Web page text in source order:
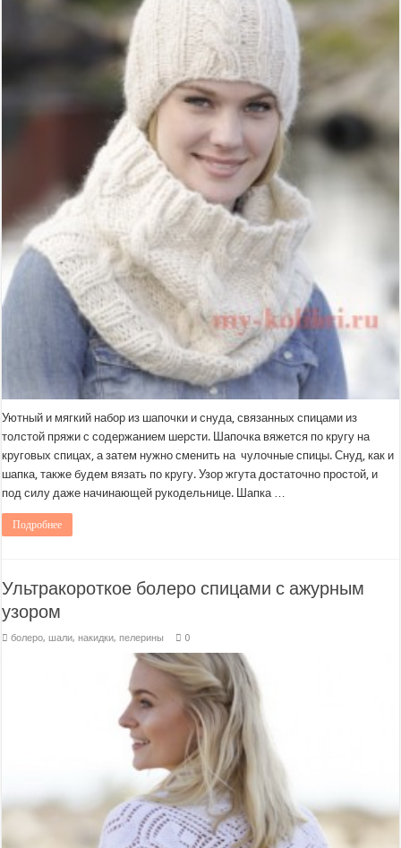
Уютный и мягкий набор из шапочки и снуда, связанных спицами из
толстой пряжи с содержанием шерсти. Шапочка вяжется по кругу на
круговых спицах, а затем нужно сменить на чулочные спицы. Снуд, как и
шапка, также будем вязать по кругу. Узор жгута достаточно простой, и
под силу даже начинающей рукодельнице. Шапка …
Подробнее
Ультракороткое болеро спицами с ажурным
узором
болеро, шали, накидки, пелерины 0